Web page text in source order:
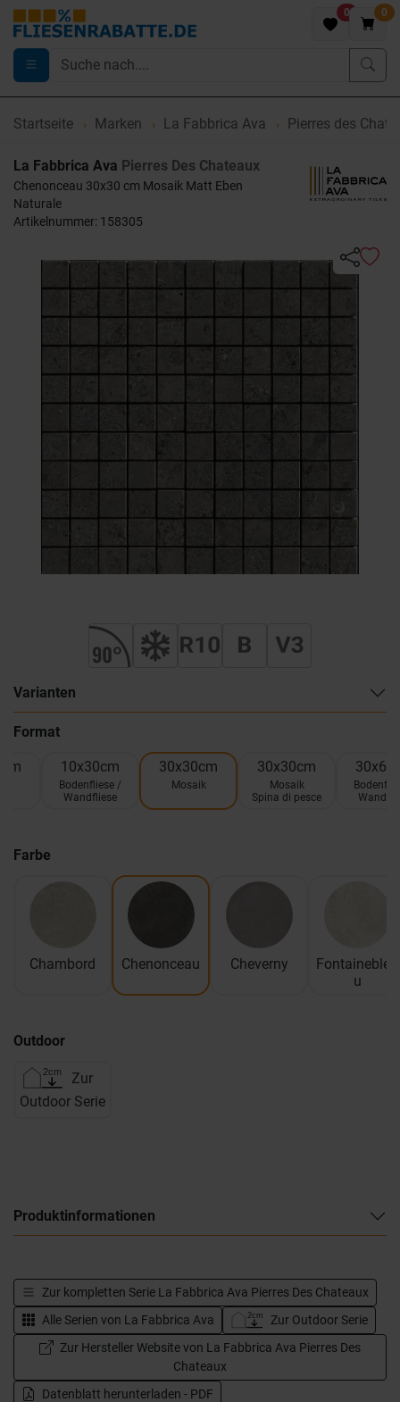
0 0
Startseite Marken La Fabbrica Ava Pierres des
La Fabbrica Ava Pierres Des Chateaux
Chenonceau 30x30 cm Mosaik Matt Eben
Naturale
Artikelnummer: 158305
Varianten
Format
10x30cm
Bodenfliese /
Wandfliese
30x30cm
Mosaik
30x30cm
Mosaik
Spina di pesce
Farbe
Chambord Chenonceau Cheverny
Fontaineblea
u
Outdoor
Zur
Outdoor Serie
Produktinformationen
Zur kompletten Serie La Fabbrica Ava Pierres Des Chateaux
Alle Serien von La Fabbrica Ava
Zur Outdoor Serie
Zur Hersteller Website von La Fabbrica Ava Pierres Des
Chateaux
Datenblatt herunterladen - PDF